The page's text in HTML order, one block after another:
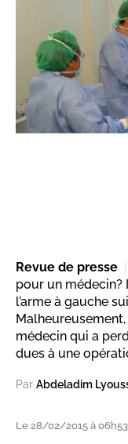
Revue de presse
pour un médecin?
l’arme à gauche
médecin qui a
dues à une
Par Abdeladim
Le 28/02/2015 à 06h53